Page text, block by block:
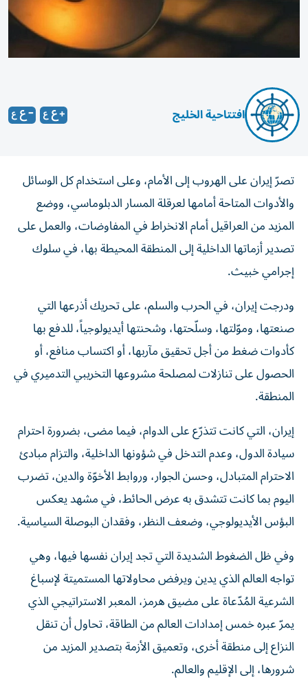
افتتاحية الخليج
تصرّ إيران على الهروب إلى الأمام، وعلى استخدام كل الوسائل
والأدوات المتاحة أمامها لعرقلة المسار الدبلوماسي، ووضع
المزيد من العراقيل أمام الانخراط في المفاوضات، والعمل على
تصدير أزماتها الداخلية إلى المنطقة المحيطة بها، في سلوك
إجرامي خبيث.
ودرجت إيران، في الحرب والسلم، على تحريك أذرعها التي
صنعتها، وموّلتها، وسلّحتها، وشحنتها أيديولوجياً، للدفع بها
كأدوات ضغط من أجل تحقيق مآربها، أو اكتساب منافع، أو
الحصول على تنازلات لمصلحة مشروعها التخريبي التدميري في
المنطقة.
إيران، التي كانت تتذرّع على الدوام، فيما مضى، بضرورة احترام
سيادة الدول، وعدم التدخل في شؤونها الداخلية، والتزام مبادئ
الاحترام المتبادل، وحسن الجوار، وروابط الأخوّة والدين، تضرب
اليوم بما كانت تتشدق به عرض الحائط، في مشهد يعكس
البؤس الأيديولوجي، وضعف النظر، وفقدان البوصلة السياسية.
وفي ظل الضغوط الشديدة التي تجد إيران نفسها فيها، وهي
تواجه العالم الذي يدين ويرفض محاولاتها المستميتة لإسباغ
الشرعية المُدّعاة على مضيق هرمز، المعبر الاستراتيجي الذي
يمرّ عبره خمس إمدادات العالم من الطاقة، تحاول أن تنقل
النزاع إلى منطقة أخرى، وتعميق الأزمة بتصدير المزيد من
شرورها، إلى الإقليم والعالم.